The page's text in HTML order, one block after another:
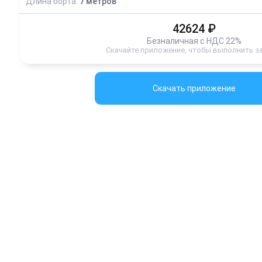
42624 ₽
Безналичная с НДС 22%
Скачайте приложение, чтобы выполнить
Скачать приложение